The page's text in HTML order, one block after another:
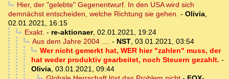
Hier, der "gelebte" Gegenentwurf. In den USA wird sich
demnächst entscheiden, welche Richtung sie gehen. - Olivia,
02.01.2021, 16:15
Exakt. - re-aktionaer, 02.01.2021, 19:24
Aus dem Jahre 2004 .... - NST, 03.01.2021, 03:54
Wer nicht gemerkt hat, WER hier "zahlen" muss, der
hat weder produktiv gearbeitet, noch Steuern gezahlt. -
Olivia, 03.01.2021, 09:44